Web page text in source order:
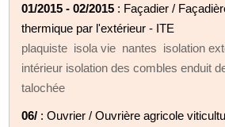
01/2015 - 02/2015 : Façadier /
thermique par l'extérieur - ITE
plaquiste isola vie nantes isolation
intérieur isolation des combles enduit
talochée
06/ : Ouvrier / Ouvrière agricole